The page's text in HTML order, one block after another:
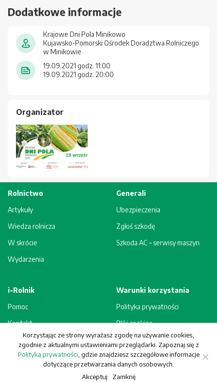
Dodatkowe informacje
Krajowe Dni Pola Minikowo
Kujawsko-Pomorski Ośrodek Doradztwa Rolniczego
w Minikowie
19.09.2021 godz. 11:00
19.09.2021 godz. 20:00
Organizator
Rolnictwo
Artykuły
Wiedza rolnicza
W skrócie
Wydarzenia
Generali
Ubezpieczenia
Zgłoś szkodę
Szkoda AC – serwisy maszyn
i-Rolnik
Pomoc
Kontakt
Rejestracja - korzyści
Warunki korzystania
Polityka prywatności
Pliki cookies
Regulamin
Korzystając ze strony wyrażasz zgodę na używanie cookies,
zgodnie z aktualnymi ustawieniami przeglądarki. Zapoznaj się z
Polityką prywatności , gdzie znajdziesz szczegółowe informacje
dotyczące przetwarzania danych osobowych.
Akceptuj Zamknij